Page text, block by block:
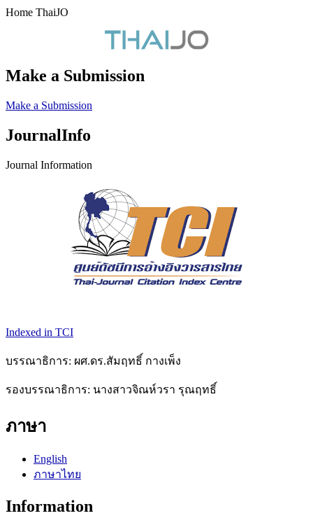
Home ThaiJO
Make a Submission
Make a Submission
JournalInfo
Journal Information
Indexed in TCI
บรรณาธิการ: ผศ.ดร.สัมฤทธิ์ กางเพ็ง
รองบรรณาธิการ: นางสาวจิณห์วรา รุณฤทธิ์
ภาษา
English
ภาษาไทย
Information